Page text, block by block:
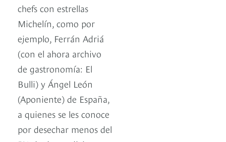
chefs con estrellas
Michelín, como por
ejemplo, Ferrán Adriá
(con el ahora archivo
de gastronomía: El
Bulli) y Ángel León
(Aponiente) de España,
a quienes se les conoce
por desechar menos del